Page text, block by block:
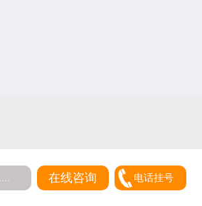
在线咨询 电话挂号